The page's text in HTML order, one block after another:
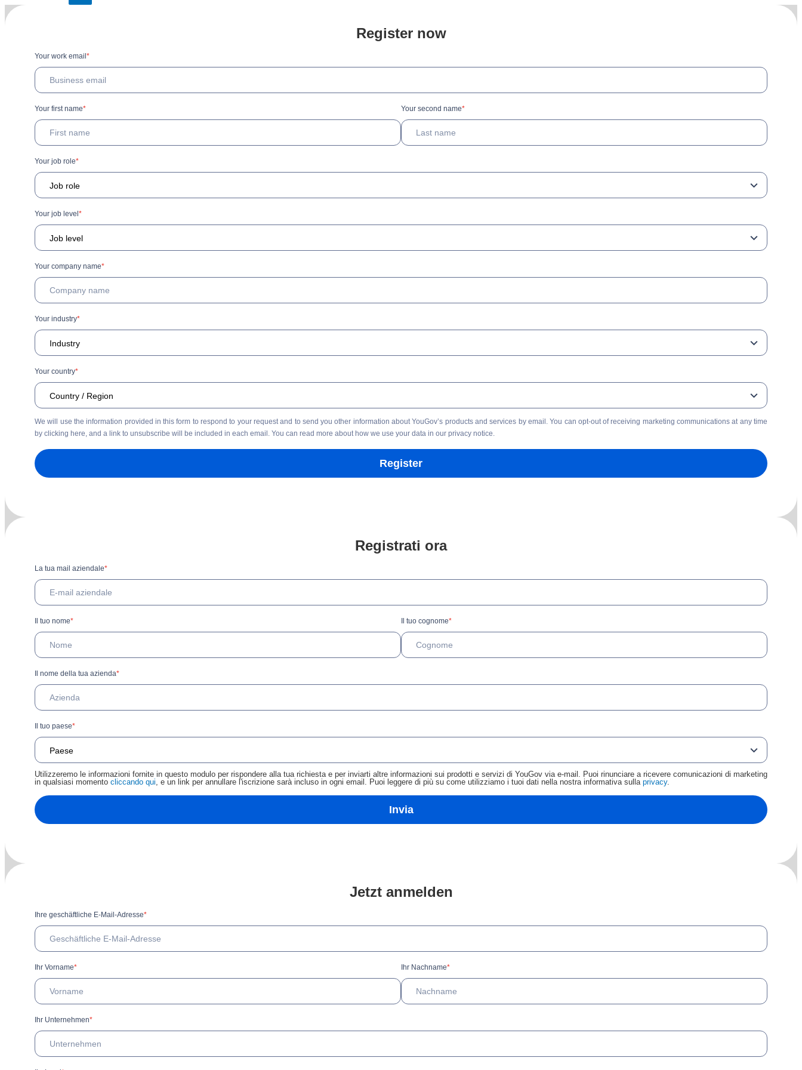
Register now
*
Your work email
*
Your first name *
Your second name
*
Your job role
*
Your job level
*
Your company name
*
Your industry
*
Your country
We will use the information provided in this form to respond to your request and to send you other information about YouGov’s products and services by email. You can opt-out of receiving marketing communications at any time
by clicking here, and a link to unsubscribe will be included in each email. You can read more about how we use your data in our privacy notice.
Register
Registrati ora
*
La tua mail aziendale
*
Il tuo nome *
Il tuo cognome
*
Il nome della tua azienda
*
Il tuo paese
Utilizzeremo le informazioni fornite in questo modulo per rispondere alla tua richiesta e per inviarti altre informazioni sui prodotti e servizi di YouGov via e-mail. Puoi rinunciare a ricevere comunicazioni di marketing
in qualsiasi momento cliccando qui, e un link per annullare l'iscrizione sarà incluso in ogni email. Puoi leggere di più su come utilizziamo i tuoi dati nella nostra informativa sulla privacy.
Invia
Jetzt anmelden
*
Ihre geschäftliche E-Mail-Adresse
*
Ihr Vorname *
Ihr Nachname
*
Ihr Unternehmen